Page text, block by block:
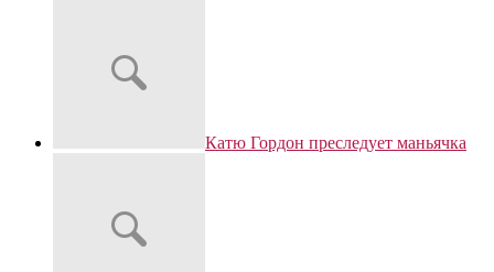
Катю Гордон преследует маньячка